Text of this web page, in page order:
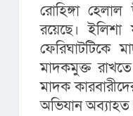
রোহিঙ্গা হেলাল
রয়েছে।
ফেরিঘাটটিকে
মাদকমুক্ত
মাদক
অভিযান অব্যাহত